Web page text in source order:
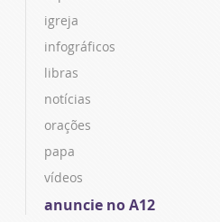
igreja
infográficos
libras
notícias
orações
papa
vídeos
anuncie no A12